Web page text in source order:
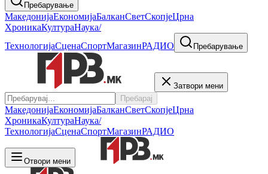
Пребарување
МакедонијаЕкономијаБалканСветСкопјеЦрна
ХроникаКултураНаука/
ТехнологијаСценаСпортМагазинРАДИО Пребарување
Затвори мени
Пребарај
МакедонијаЕкономијаБалканСветСкопјеЦрна
ХроникаКултураНаука/
ТехнологијаСценаСпортМагазинРАДИО
Отвори мени